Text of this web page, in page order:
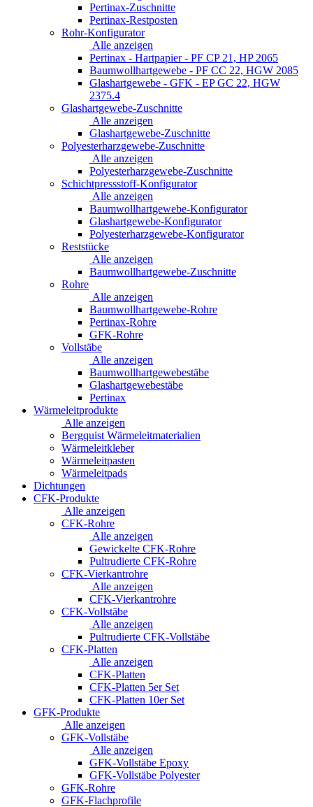
Pertinax-Zuschnitte
Pertinax-Restposten
Rohr-Konfigurator
Alle anzeigen
Pertinax - Hartpapier - PF CP 21, HP 2065
Baumwollhartgewebe - PF CC 22, HGW 2085
Glashartgewebe - GFK - EP GC 22, HGW
2375.4
Glashartgewebe-Zuschnitte
Alle anzeigen
Glashartgewebe-Zuschnitte
Polyesterharzgewebe-Zuschnitte
Alle anzeigen
Polyesterharzgewebe-Zuschnitte
Schichtpressstoff-Konfigurator
Alle anzeigen
Baumwollhartgewebe-Konfigurator
Glashartgewebe-Konfigurator
Polyesterharzgewebe-Konfigurator
Reststücke
Alle anzeigen
Baumwollhartgewebe-Zuschnitte
Rohre
Alle anzeigen
Baumwollhartgewebe-Rohre
Pertinax-Rohre
GFK-Rohre
Vollstäbe
Alle anzeigen
Baumwollhartgewebestäbe
Glashartgewebestäbe
Pertinax
Wärmeleitprodukte
Alle anzeigen
Bergquist Wärmeleitmaterialien
Wärmeleitkleber
Wärmeleitpasten
Wärmeleitpads
Dichtungen
CFK-Produkte
Alle anzeigen
CFK-Rohre
Alle anzeigen
Gewickelte CFK-Rohre
Pultrudierte CFK-Rohre
CFK-Vierkantrohre
Alle anzeigen
CFK-Vierkantrohre
CFK-Vollstäbe
Alle anzeigen
Pultrudierte CFK-Vollstäbe
CFK-Platten
Alle anzeigen
CFK-Platten
CFK-Platten 5er Set
CFK-Platten 10er Set
GFK-Produkte
Alle anzeigen
GFK-Vollstäbe
Alle anzeigen
GFK-Vollstäbe Epoxy
GFK-Vollstäbe Polyester
GFK-Rohre
GFK-Flachprofile